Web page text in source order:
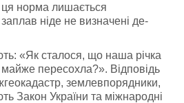
ця норма лишається
ніде не визначені де-
«Як сталося, що наша річка
майже пересохла?». Відповідь
землевпорядники,
Закон України та міжнародні